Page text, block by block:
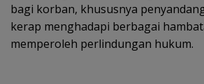
bagi korban, khususnya
kerap menghadapi berbagai
memperoleh perlindungan hukum.